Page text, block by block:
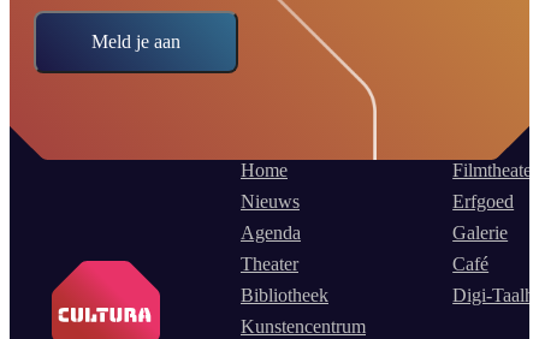
Meld je aan
Home
Nieuws
Agenda
Theater
Bibliotheek
Kunstencentrum
Filmtheater
Erfgoed
Galerie
Café
Digi-